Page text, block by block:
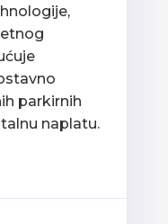
parkirnih
naplatu.